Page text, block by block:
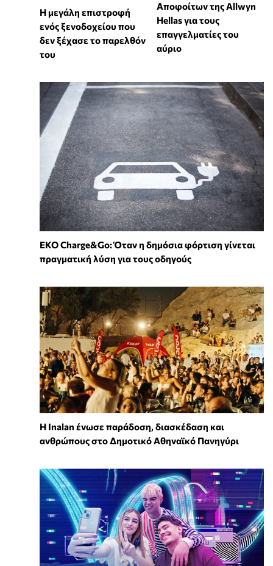
Η μεγάλη επιστροφή
ενός ξενοδοχείου που
δεν ξέχασε το παρελθόν
του
Αποφοίτων της Allwyn
Hellas για τους
επαγγελματίες του
αύριο
EKO Charge&Go: Όταν η δημόσια φόρτιση γίνεται
πραγματική λύση για τους οδηγούς
Η Inalan ένωσε παράδοση, διασκέδαση και
ανθρώπους στο Δημοτικό Αθηναϊκό Πανηγύρι